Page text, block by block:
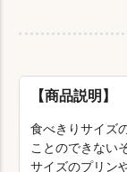
【商品説明】
食べきりサイズ
ことのできない
サイズのプリン